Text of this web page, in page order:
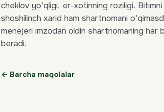
cheklov yo'qligi, er-xotinning roziligi.
shoshilinch xarid ham shartnomani
menejeri imzodan oldin shartnomaning har
beradi.
← Barcha maqolalar